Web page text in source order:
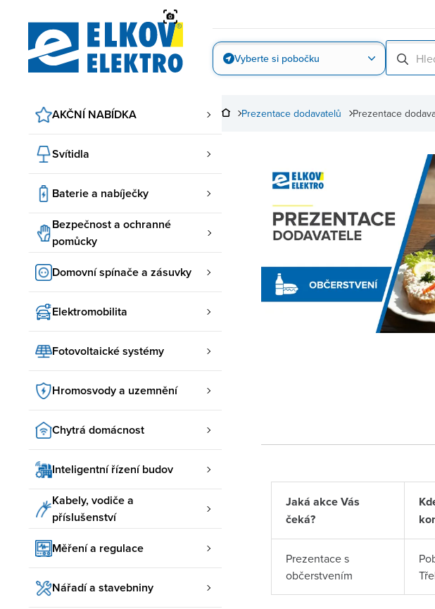
Vyberte si pobočku
AKČNÍ NABÍDKA
Svítidla
Baterie a nabíječky
Bezpečnost a ochranné
pomůcky
Domovní spínače a zásuvky
Elektromobilita
Fotovoltaické systémy
Hromosvody a uzemnění
Chytrá domácnost
Inteligentní řízení budov
Kabely, vodiče a
příslušenství
Měření a regulace
Nářadí a stavebniny
Prezentace
Prezentace dodavatelů
Jaká akce Vás
čeká?
Prezentace s
občerstvením